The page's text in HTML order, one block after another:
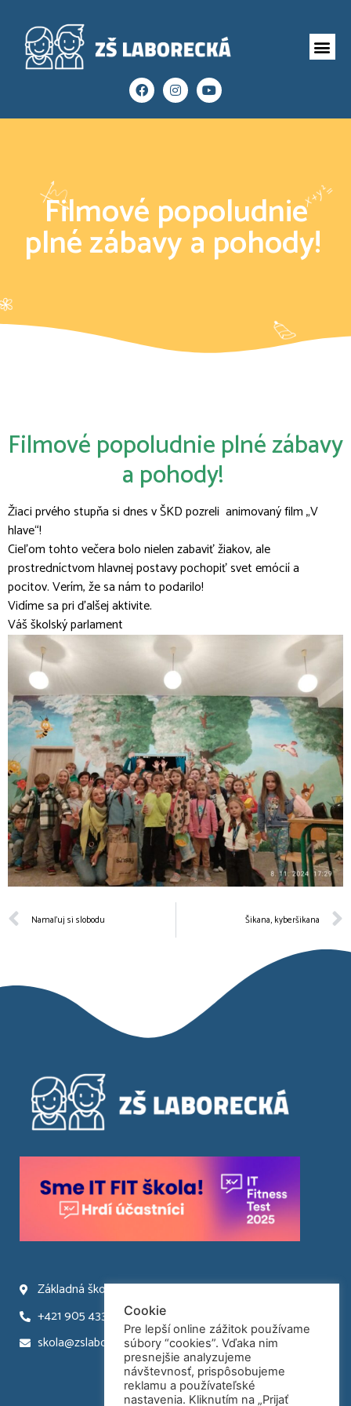
Filmové popoludnie
plné zábavy a pohody!
Filmové popoludnie plné zábavy
a pohody!
Žiaci prvého stupňa si dnes v ŠKD pozreli animovaný film „V
hlave“!
Cieľom tohto večera bolo nielen zabaviť žiakov, ale
prostredníctvom hlavnej postavy pochopiť svet emócií a
pocitov. Verím, že sa nám to podarilo!
Vidíme sa pri ďalšej aktivite.
Váš školský parlament
Namaľuj si slobodu Šikana, kyberšikana
Základná škola Laborecká 66 Humenné
+421 905 433 945
skola@zslaborecka.sk
Cookie
Pre lepší online zážitok používame
súbory “cookies”. Vďaka nim
presnejšie analyzujeme
návštevnosť, prispôsobujeme
reklamu a používateľské
nastavenia. Kliknutím na „Prijať